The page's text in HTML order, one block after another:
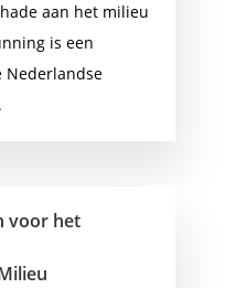
aan het milieu
is een
Nederlandse
voor het